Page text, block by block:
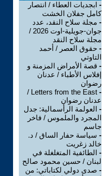
- ابجديات العطاء / انتصار
كامل جفلان الخشت
- مجلة سلاح النقد، عدد
جوان-جويلية-اوت 2026 /
مجلة سلاح النقد
- حقوق العصر / أحمد
التاوتي
- قصة الأمراض المزمنة و
إفلاس الأطباء / عدنان
رضوان
-
Letters from the East /
عدنان رضوان
- العولمة الرأسمالية: جدل
المجرد والملموس / فاخر
جاسم
- سياسة حفار الساق / د.
خالد زغريت
- الطائفية المتغلغلة في
لبنان / حسين محمود صالح
- صدى دولي لكتاباتي: من